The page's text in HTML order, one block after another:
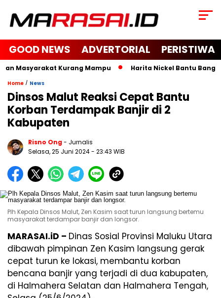
GOOD NEWS ADVERTORIAL PERISTIWA
Masyarakat Kurang Mampu Harita Nickel Bantu
Home / News
Dinsos Malut Reaksi Cepat Bantu
Korban Terdampak Banjir di 2
Kabupaten
Risno Ong- Jurnalis
Selasa, 25 Juni 2024- 23:43 WIB
Plh Kepala Dinsos Malut, Zen Kasim saat turun langsung bertemu
masyarakat terdampar banjir dan longsor.
MARASAI.iD – Dinas Sosial Provinsi Maluku Utara
dibawah pimpinan Zen Kasim langsung gerak
cepat turun ke lokasi, membantu korban
bencana banjir yang terjadi di dua kabupaten,
di Halmahera Selatan dan Halmahera Tengah,